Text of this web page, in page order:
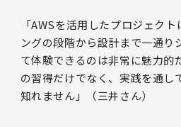
「AWSを活用したプロジェク
ングの段階から設計まで一通り
て体験できるのは非常に魅力的
の習得だけでなく、実践を通し
知れません」（三井さん）